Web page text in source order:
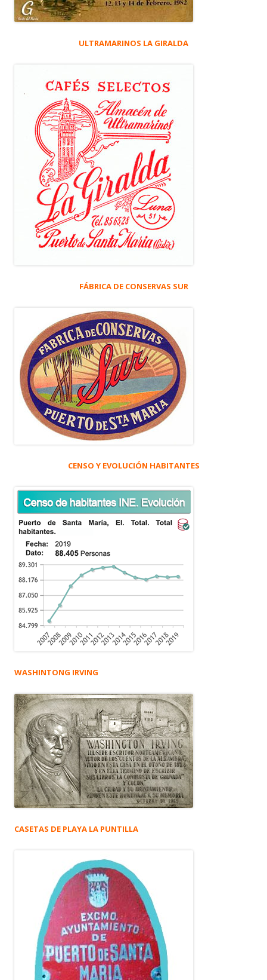
ULTRAMARINOS LA GIRALDA
FÁBRICA DE CONSERVAS SUR
CENSO Y EVOLUCIÓN HABITANTES
WASHINTONG IRVING
CASETAS DE PLAYA LA PUNTILLA